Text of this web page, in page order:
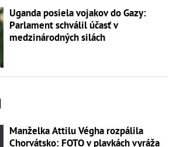
Uganda posiela vojakov do Gazy:
Parlament schválil účasť v
medzinárodných silách
Manželka Attilu Végha rozpálila
Chorvátsko: FOTO v plavkách vyráža